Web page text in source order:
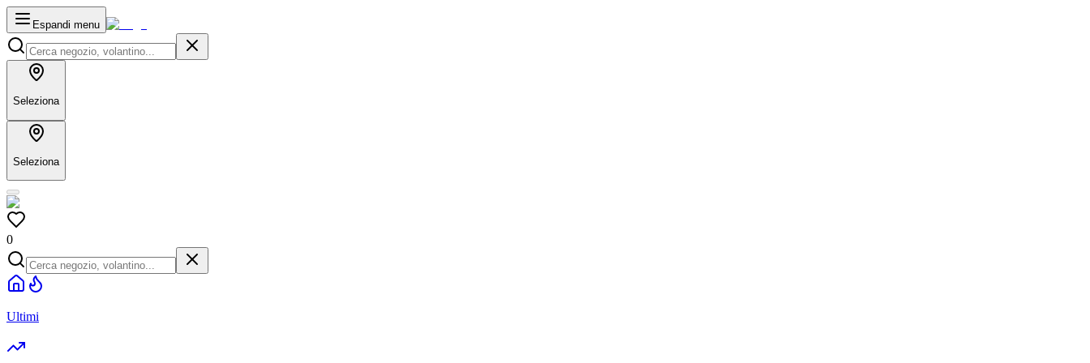
Espandi menu
Seleziona
Seleziona
0
Ultimi